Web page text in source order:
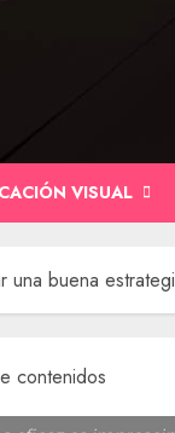
VISUAL
una buena